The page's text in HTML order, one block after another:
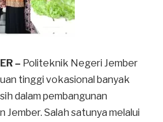
– Politeknik Negeri Jember
tinggi vokasional banyak
dalam pembangunan
Jember. Salah satunya melalui